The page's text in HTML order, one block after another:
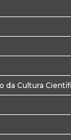
da Cultura